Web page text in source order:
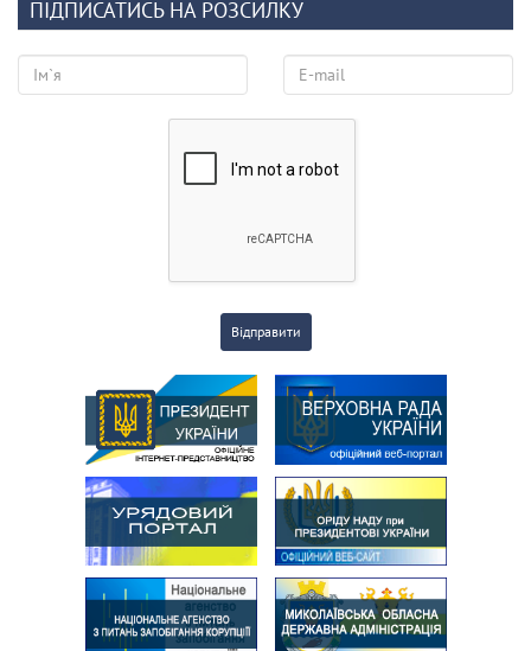
ПІДПИСАТИСЬ НА РОЗСИЛКУ
Відправити